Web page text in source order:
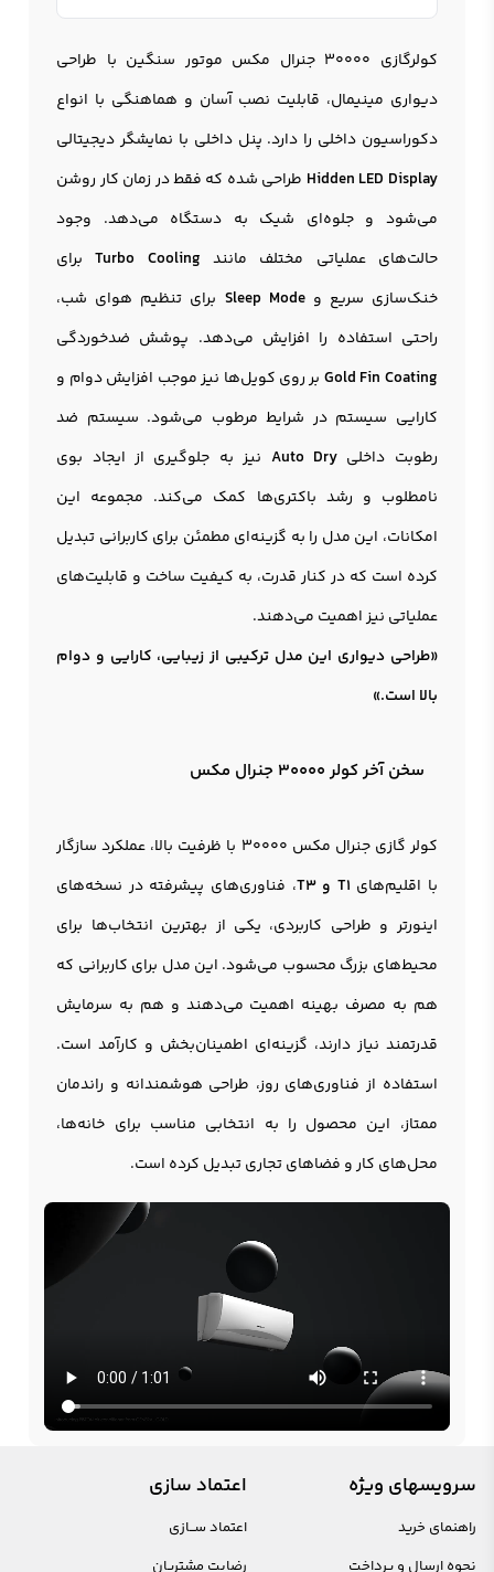
کولرگازی 30000 جنرال مکس موتور سنگین با طراحی
دیواری مینیمال، قابلیت نصب آسان و هماهنگی با انواع
دکوراسیون داخلی را دارد. پنل داخلی با نمایشگر دیجیتالی
Hidden LED Display طراحی شده که فقط در زمان کار روشن
می‌شود و جلوه‌ای شیک به دستگاه می‌دهد. وجود
حالت‌های عملیاتی مختلف مانند Turbo Coolingبرای
خنک‌سازی سریع وSleep Mode برای تنظیم هوای شب،
راحتی استفاده را افزایش می‌دهد. پوشش ضدخوردگی
Gold Fin Coating بر روی کویل‌ها نیز موجب افزایش دوام و
کارایی سیستم در شرایط مرطوب می‌شود. سیستم ضد
رطوبت داخلی Auto Dry نیز به جلوگیری از ایجاد بوی
نامطلوب و رشد باکتری‌ها کمک می‌کند. مجموعه این
امکانات، این مدل را به گزینه‌ای مطمئن برای کاربرانی تبدیل
کرده است که در کنار قدرت، به کیفیت ساخت و قابلیت‌های
عملیاتی نیز اهمیت می‌دهند.
«طراحی دیواری این مدل ترکیبی از زیبایی، کارایی و دوام
بالا است.»
سخن آخر کولر 30000 جنرال مکس
کولر گازی جنرال مکس 30000 با ظرفیت بالا، عملکرد سازگار
با اقلیم‌های T1 و T3
، فناوری‌های پیشرفته در نسخه‌های
اینورتر و طراحی کاربردی، یکی از بهترین انتخاب‌ها برای
محیط‌های بزرگ محسوب می‌شود. این مدل برای کاربرانی که
هم به مصرف بهینه اهمیت می‌دهند و هم به سرمایش
قدرتمند نیاز دارند، گزینه‌ای اطمینان‌بخش و کارآمد است.
استفاده از فناوری‌های روز، طراحی هوشمندانه و راندمان
ممتاز، این محصول را به انتخابی مناسب برای خانه‌ها،
محل‌های کار و فضاهای تجاری تبدیل کرده است.
سرویسهای ویژه
راهنمای خرید
نحوه ارسال و پرداخت
اعتماد سازی
اعتماد ســازی
رضایت مشتریان